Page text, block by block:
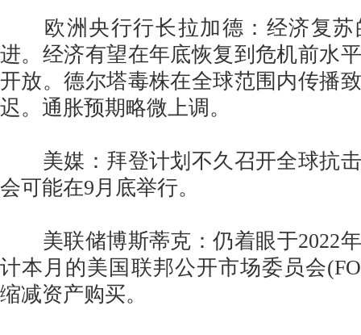
欧洲央行行长拉加德：经济复苏
进。经济有望在年底恢复到危机前水
开放。德尔塔毒株在全球范围内传播
迟。通胀预期略微上调。
美媒：拜登计划不久召开全球抗击
会可能在9月底举行。
美联储博斯蒂克：仍着眼于2022
计本月的美国联邦公开市场委员会
缩减资产购买。